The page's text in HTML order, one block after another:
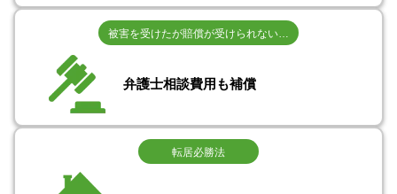
被害を受けたが賠償が受けられない…
弁護士相談費用も補償
転居必勝法